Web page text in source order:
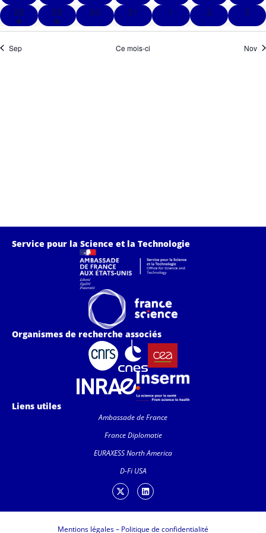
1 évènement
28 1 évènement
29 0 évènements
30 0 évènements
31 0 évènements
1 0 évènements
2 0
3
Sep Ce mois-ci Nov
Service pour la Science et la Technologie
Organismes de recherche associés
Liens utiles
Ambassade de France
France Diplomatie
EURAXESS North America
D-Fi USA
Mentions légales– Politique de confidentialité